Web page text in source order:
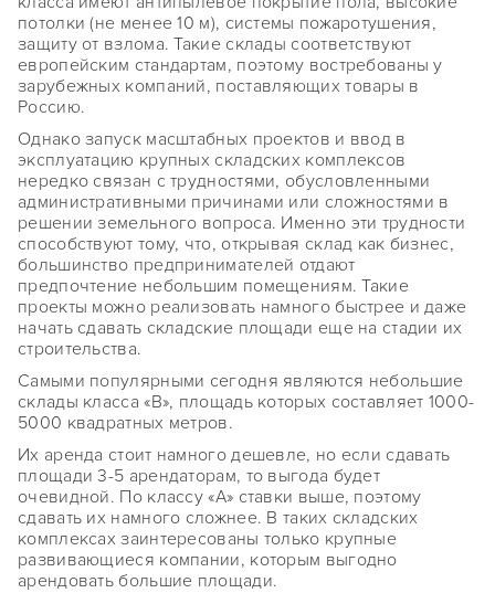
потолки (не менее 10 м), системы пожаротушения,
защиту от взлома. Такие склады соответствуют
европейским стандартам, поэтому востребованы у
зарубежных компаний, поставляющих товары в
Россию.
Однако запуск масштабных проектов и ввод в
эксплуатацию крупных складских комплексов
нередко связан с трудностями, обусловленными
административными причинами или сложностями в
решении земельного вопроса. Именно эти трудности
способствуют тому, что, открывая склад как бизнес,
большинство предпринимателей отдают
предпочтение небольшим помещениям. Такие
проекты можно реализовать намного быстрее и даже
начать сдавать складские площади еще на стадии их
строительства.
Самыми популярными сегодня являются небольшие
склады класса «B», площадь которых составляет 1000-
5000 квадратных метров.
Их аренда стоит намного дешевле, но если сдавать
площади 3-5 арендаторам, то выгода будет
очевидной. По классу «А» ставки выше, поэтому
сдавать их намного сложнее. В таких складских
комплексах заинтересованы только крупные
развивающиеся компании, которым выгодно
арендовать большие площади.